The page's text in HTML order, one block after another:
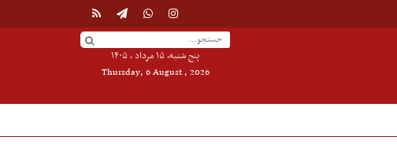
پنج شنبه, ۱۵ مرداد , ۱۴۰۵
Thursday, 6 August , 2026